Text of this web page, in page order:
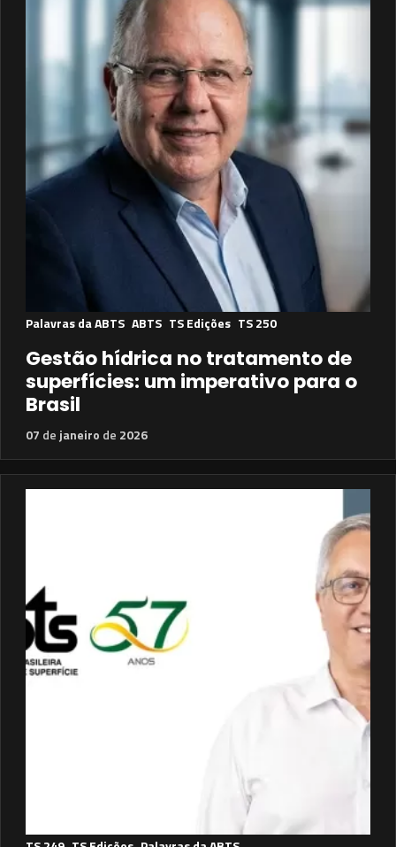
Palavras da ABTS ABTS TS Edições TS 250
Gestão hídrica no tratamento de
superfícies: um imperativo para o
Brasil
07 de janeiro de 2026